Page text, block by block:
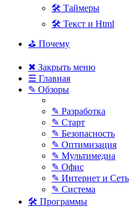
🛠 Таймеры
🛠 Текст и Html
⛳ Почему
✖ Закрыть меню
☰ Главная
✎ Обзоры
✎ Разработка
✎ Старт
✎ Безопасность
✎ Оптимизация
✎ Мультимедиа
✎ Офис
✎ Интернет и Сеть
✎ Система
🛠 Программы